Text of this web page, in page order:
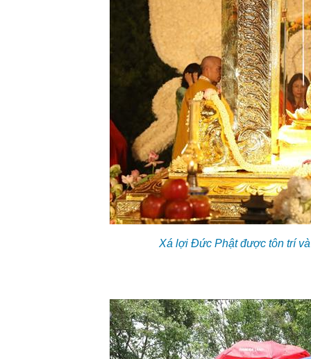
Xá lợi Đức Phật được tôn trí